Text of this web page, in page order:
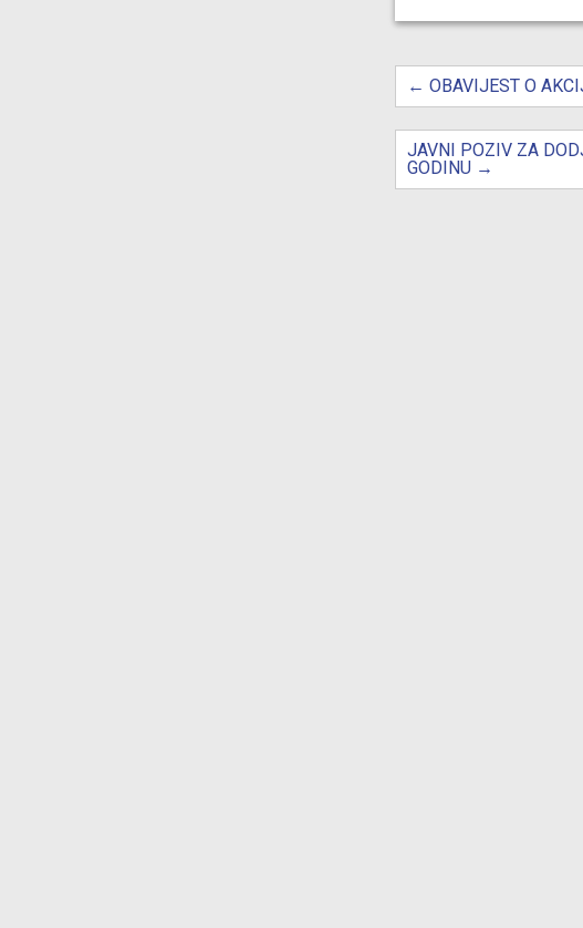
Post
navigation
← OBAVIJEST O
JAVNI POZIV ZA
GODINU →